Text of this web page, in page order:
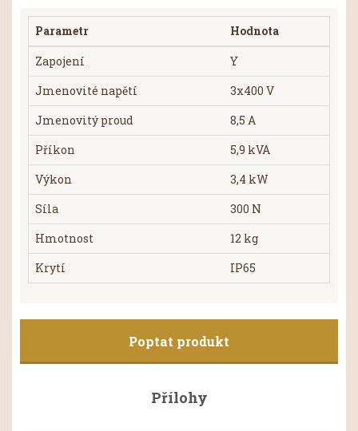
Parametr
Hodnota
Zapojení
Y
Jmenovité napětí
3x400 V
Jmenovitý proud
8,5 A
Příkon
5,9 kVA
Výkon
3,4 kW
Síla
300 N
Hmotnost
12 kg
Krytí
IP65
Poptat produkt
Přílohy